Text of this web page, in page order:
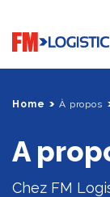
Go to home page
Home À propos
A
Chez FM